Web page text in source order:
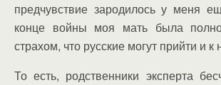
предчувствие зародилось у меня
конце войны моя мать была
страхом, что русские могут прийти и к
То есть, родственники эксперта